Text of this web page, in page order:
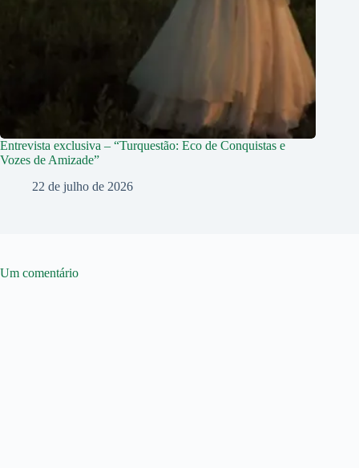
Entrevista exclusiva – “Turquestão: Eco de Conquistas e
Vozes de Amizade”
22 de julho de 2026
Um comentário